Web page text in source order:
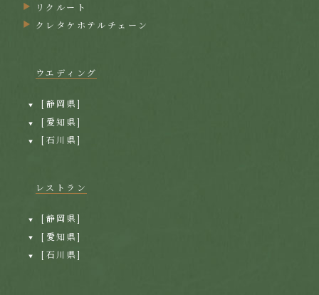
リクルート
クレタケホテルチェーン
ウエディング
[静岡県]
[愛知県]
[石川県]
レストラン
[静岡県]
[愛知県]
[石川県]